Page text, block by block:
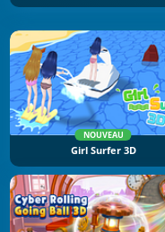
NOUVEAU
Girl Surfer 3D